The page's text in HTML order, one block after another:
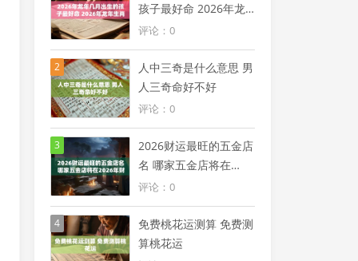
孩子最好命 2026年龙
年生肖最吉月份
评论：0
2
人中三奇是什么意思 男
人三奇命好不好
评论：0
3
2026财运最旺的五金店
名 哪家五金店将在
2026年财运最旺
评论：0
4
免费桃花运测算 免费测
算桃花运